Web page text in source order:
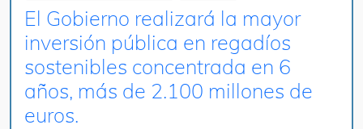
El Gobierno realizará la mayor
inversión pública en regadíos
sostenibles concentrada en 6
años, más de 2.100 millones de
euros.